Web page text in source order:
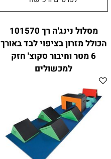
מסלול נינג'ה רך 101570
הכולל מזרון בציפוי לבד באורך
6 מטר וחיבור סקוצ' חזק
למכשולים